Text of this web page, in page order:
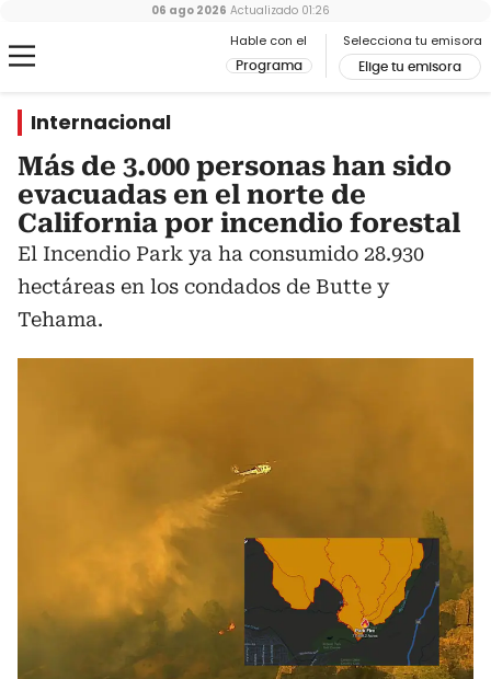
Hable con el
Programa
Selecciona tu emisora
Elige tu emisora
06 ago 2026 Actualizado 01:26
Internacional
Más de 3.000 personas han sido
evacuadas en el norte de
California por incendio forestal
El Incendio Park ya ha consumido 28.930
hectáreas en los condados de Butte y
Tehama.